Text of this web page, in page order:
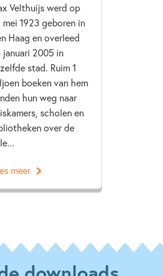
Velthuijs werd op
mei 1923 geboren in
Haag en overleed
januari 2005 in
stad. Ruim 1
boeken van hem
hun weg naar
scholen en
over de
meer